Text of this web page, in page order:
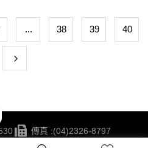
... 38 39 40
傳真 :(04)2326-8797